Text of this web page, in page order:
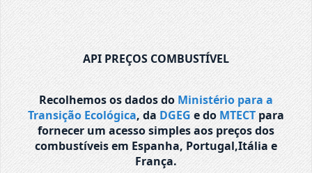
API PREÇOS COMBUSTÍVEL
Recolhemos os dados do Ministério para a
Transição Ecológica, da DGEG e do MTECTpara
fornecer um acesso simples aos preços dos
combustíveis em Espanha, Portugal,Itália e
França.